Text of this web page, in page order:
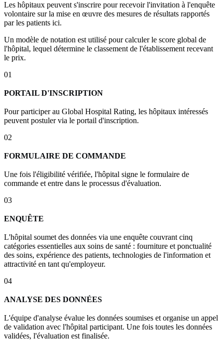
Les hôpitaux peuvent s'inscrire pour recevoir l'invitation à l'enquête
volontaire sur la mise en œuvre des mesures de résultats rapportés
par les patients ici.
Un modèle de notation est utilisé pour calculer le score global de
l'hôpital, lequel détermine le classement de l'établissement recevant
le prix.
01
PORTAIL D'INSCRIPTION
Pour participer au Global Hospital Rating, les hôpitaux intéressés
peuvent postuler via le portail d'inscription.
02
FORMULAIRE DE COMMANDE
Une fois l'éligibilité vérifiée, l'hôpital signe le formulaire de
commande et entre dans le processus d'évaluation.
03
ENQUÊTE
L'hôpital soumet des données via une enquête couvrant cinq
catégories essentielles aux soins de santé : fourniture et ponctualité
des soins, expérience des patients, technologies de l'information et
attractivité en tant qu'employeur.
04
ANALYSE DES DONNÉES
L'équipe d'analyse évalue les données soumises et organise un appel
de validation avec l'hôpital participant. Une fois toutes les données
validées, l'évaluation est finalisée.